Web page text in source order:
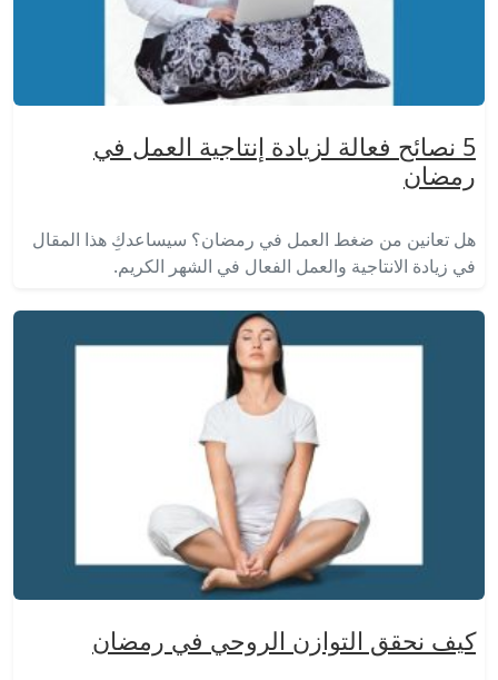
5 نصائح فعالة لزيادة إنتاجية العمل في
رمضان
هل تعانين من ضغط العمل في رمضان؟ سيساعدكِ هذا المقال
في زيادة الانتاجية والعمل الفعال في الشهر الكريم.
كيف نحقق التوازن الروحي في رمضان